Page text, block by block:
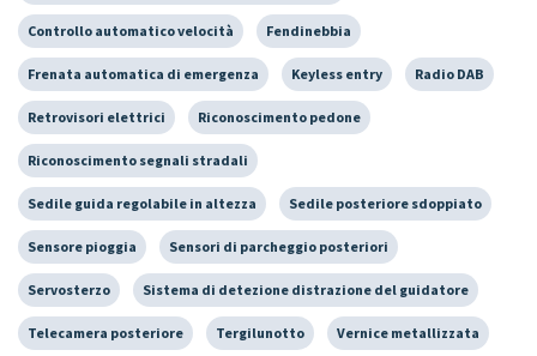
Controllo automatico velocità Fendinebbia
Frenata automatica di emergenza Keyless entry Radio DAB
Retrovisori elettrici Riconoscimento pedone
Riconoscimento segnali stradali
Sedile guida regolabile in altezza Sedile posteriore sdoppiato
Sensore pioggia Sensori di parcheggio posteriori
Servosterzo Sistema di detezione distrazione del guidatore
Telecamera posteriore Tergilunotto Vernice metallizzata